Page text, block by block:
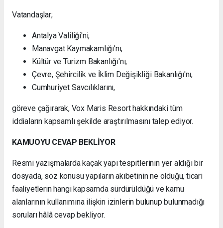
Vatandaşlar;
Antalya Valiliği'ni,
Manavgat Kaymakamlığı'nı,
Kültür ve Turizm Bakanlığı'nı,
Çevre, Şehircilik ve İklim Değişikliği Bakanlığı'nı,
Cumhuriyet Savcılıklarını,
göreve çağırarak, Vox Maris Resort hakkındaki tüm
iddiaların kapsamlı şekilde araştırılmasını talep ediyor.
KAMUOYU CEVAP BEKLİYOR
Resmi yazışmalarda kaçak yapı tespitlerinin yer aldığı bir
dosyada, söz konusu yapıların akıbetinin ne olduğu, ticari
faaliyetlerin hangi kapsamda sürdürüldüğü ve kamu
alanlarının kullanımına ilişkin izinlerin bulunup bulunmadığı
soruları hâlâ cevap bekliyor.